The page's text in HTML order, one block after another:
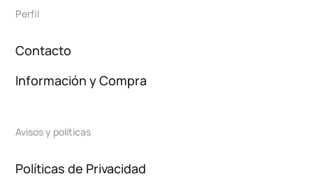
Perfil
Contacto
Información y Compra
Avisos y políticas
Políticas de Privacidad